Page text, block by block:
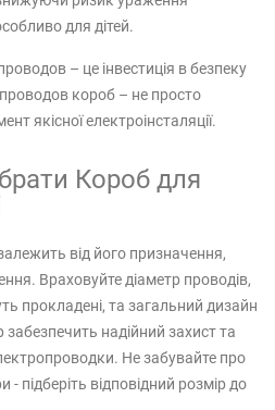
для дітей.
– це інвестиція в безпеку
короб – не просто
якісної електроінсталяції.
Короб для
від його призначення,
Враховуйте діаметр проводів,
прокладені, та загальний дизайн
забезпечить надійний захист та
Не забувайте про
підберіть відповідний розмір до